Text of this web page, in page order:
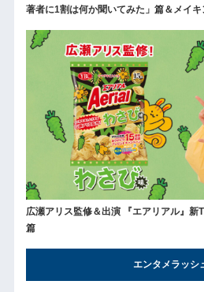
著者に1割は何か聞いてみた」篇＆メイ
広瀬アリス監修＆出演 『エアリアル』新
篇
エンタメラッシ